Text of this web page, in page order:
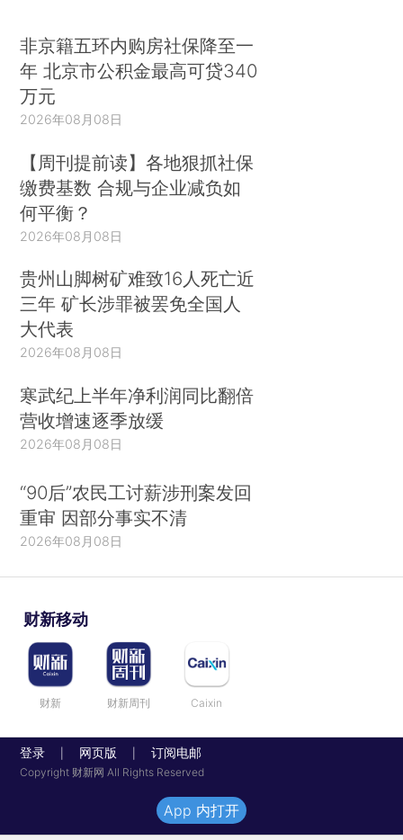
非京籍五环内购房社保降至一
年 北京市公积金最高可贷340
万元
2026年08月08日
【周刊提前读】各地狠抓社保
缴费基数 合规与企业减负如
何平衡？
2026年08月08日
贵州山脚树矿难致16人死亡近
三年 矿长涉罪被罢免全国人
大代表
2026年08月08日
寒武纪上半年净利润同比翻倍
营收增速逐季放缓
2026年08月08日
“90后”农民工讨薪涉刑案发回
重审 因部分事实不清
2026年08月08日
财新移动
财新 财新周刊 Caixin
登录 网页版 订阅电邮
Copyright 财新网 All Rights Reserved
App 内打开